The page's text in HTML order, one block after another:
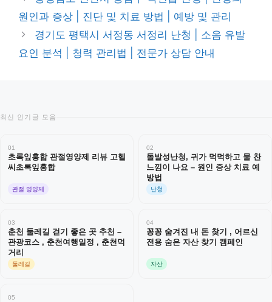
리
원인과 증상 | 진단 및 치료 방법 | 예방 및 관리
경기도 평택시 서정동 서정리 난청 | 소음 유발
요인 분석 | 청력 관리법 | 전문가 상담 안내
최신 인기글 모음
01
초록잎홍합 관절영양제 리뷰 고헬
씨초록잎홍합
관절 영양제
02
돌발성난청, 귀가 먹먹하고 물 찬
느낌이 나요 – 원인 증상 치료 예
방법
난청
03
춘천 둘레길 걷기 좋은 곳 추천 –
관광코스 , 춘천여행일정 , 춘천먹
거리
둘레길
04
꽁꽁 숨겨진 내 돈 찾기 , 어르신
전용 숨은 자산 찾기 캠페인
자산
05